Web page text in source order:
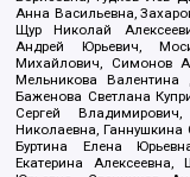
Анна Васильевна,
Щур Николай
Андрей Юрьевич,
Михайлович, Симонов
Мельникова Валентина
Баженова Светлана
Сергей
Николаевна, Ганнушкина
Буртина Елена
Екатерина